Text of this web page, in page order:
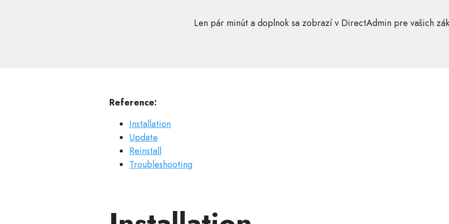
Len pár minút a doplnok sa zobrazí v DirectAdmin pre vašich
Reference:
Installation
Update
Reinstall
Troubleshooting